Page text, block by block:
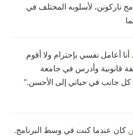
ناركونن، لأسلوبه المختلف في
أنا أعامل نفسي بإحترام ولا أقوم
قانونية وأدرس في جامعة
كل جانب في حياتي إلى الأحسن."
كان عندما كنت في وسط البرنامج.